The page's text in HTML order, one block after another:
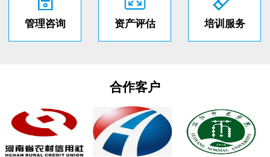
管理咨询 资产评估 培训服务
合作客户